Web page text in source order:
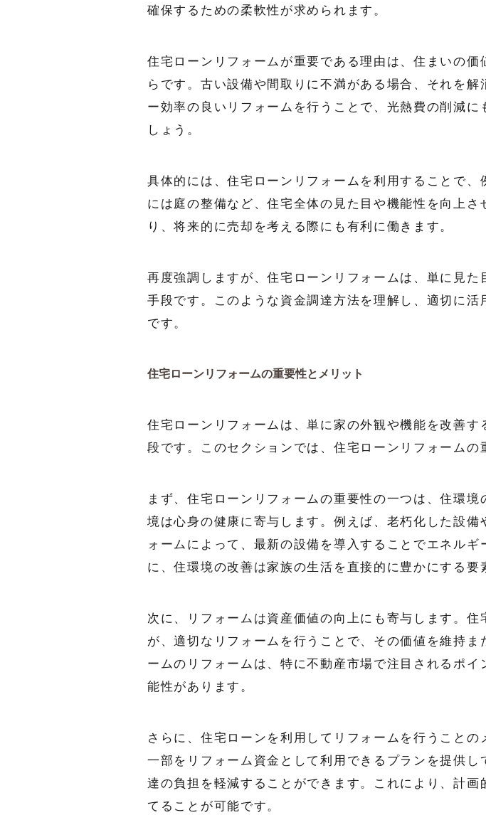
確保するための柔軟性が求められます。
住宅ローンリフォームが重要である理由は、住まいの
らです。古い設備や間取りに不満がある場合、それを
ー効率の良いリフォームを行うことで、光熱費の削減
しょう。
具体的には、住宅ローンリフォームを利用することで
には庭の整備など、住宅全体の見た目や機能性を向上
り、将来的に売却を考える際にも有利に働きます。
再度強調しますが、住宅ローンリフォームは、単に見
手段です。このような資金調達方法を理解し、適切に
です。
住宅ローンリフォームの重要性とメリット
住宅ローンリフォームは、単に家の外観や機能を改善
段です。このセクションでは、住宅ローンリフォーム
まず、住宅ローンリフォームの重要性の一つは、住環
境は心身の健康に寄与します。例えば、老朽化した設
ォームによって、最新の設備を導入することでエネル
に、住環境の改善は家族の生活を直接的に豊かにする要
次に、リフォームは資産価値の向上にも寄与します。
が、適切なリフォームを行うことで、その価値を維持
ームのリフォームは、特に不動産市場で注目されるポ
能性があります。
さらに、住宅ローンを利用してリフォームを行うこと
一部をリフォーム資金として利用できるプランを提供
達の負担を軽減することができます。これにより、計
てることが可能です。